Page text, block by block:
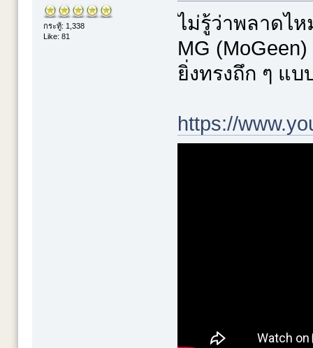
กระทู้: 1,338
Like: 81
ไม่รู้ว่าพลาดไ
MG
ยิ่งทรงถึก ๆ แ
https://